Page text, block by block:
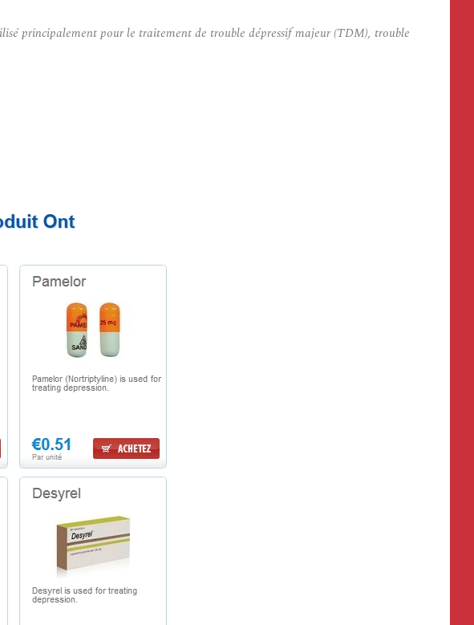
principalement pour le traitement de trouble dépressif majeur (TDM), trouble